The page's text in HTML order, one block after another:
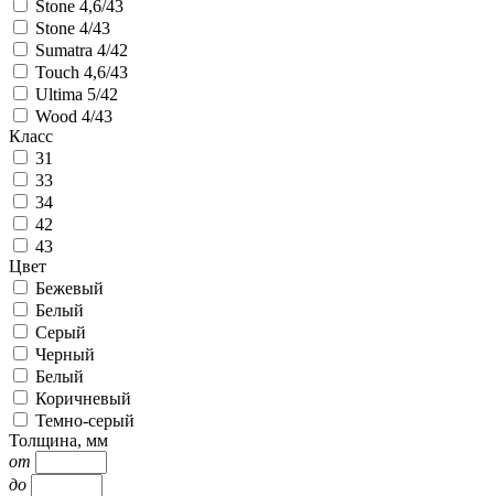
Stone 4,6/43
Stone 4/43
Sumatra 4/42
Touch 4,6/43
Ultima 5/42
Wood 4/43
Класс
31
33
34
42
43
Цвет
Бежевый
Белый
Серый
Черный
Белый
Коричневый
Темно-серый
Толщина, мм
от
до